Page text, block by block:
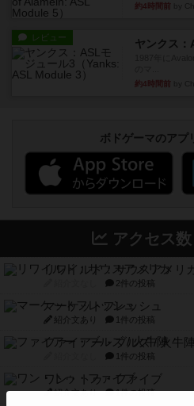
約4時間前
レビュー ヤンクス：
約4時間前
ボドゲーマのアプ
アクセス
リワイルド：サウスアメリ
2件の投稿
マーケットフレッシュ
紹介文あり 1件の投稿
ファイアー・ブルズ / 火牛陣
1件の投稿
ワン・トゥ・ファイブ
紹介文あり 1件の投稿